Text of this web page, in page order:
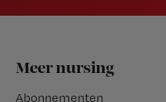
Footer
Meer nursing
Abonnementen